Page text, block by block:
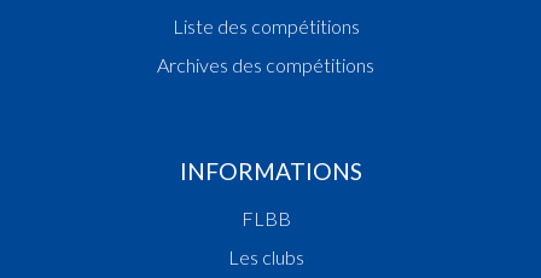
Liste des compétitions
Archives des compétitions
INFORMATIONS
FLBB
Les clubs